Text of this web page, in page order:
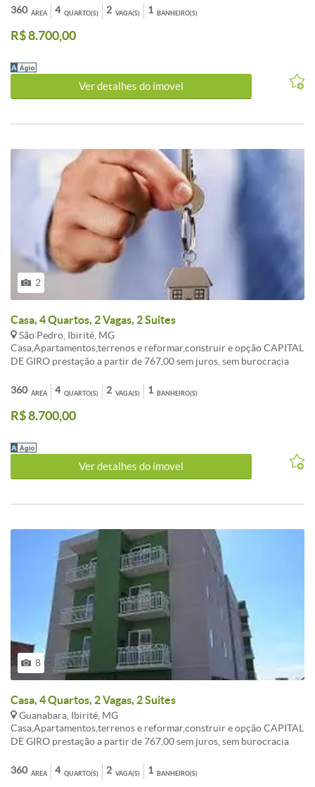
compra. ATENDIMENTO EM TODO BRASIL. , AUTORIZADO PELO
BANCO CENTRAL. fotos ilustrativo, não contemplado,
OPORTUNIDADE!!! LIGUE AGORA TR:( 31 ) 3495-5224 Celular:
n: 2055 BH-MG
ÁREA
360 QUARTO(S)
4 VAGA(S)
2 BANHEIRO(S)
1
R$ 8.700,00
Ver detalhes do ímovel
2
Casa, 4 Quartos, 2 Vagas, 2 Suites
São Pedro, Ibirité, MG
Casa,Apartamentos,terrenos e reformar,construir e opção CAPITAL
DE GIRO prestação a partir de 767,00 sem juros, sem burocracia
compra. ATENDIMENTO EM TODO BRASIL. , AUTORIZADO PELO
BANCO CENTRAL. fotos ilustrativo, não contemplado,
OPORTUNIDADE!!! LIGUE AGORA TR:( 31 ) 3495-5224 Celular:
n: 2055 BH-MG
ÁREA
360 QUARTO(S)
4 VAGA(S)
2 BANHEIRO(S)
1
R$ 8.700,00
Ver detalhes do ímovel
8
Casa, 4 Quartos, 2 Vagas, 2 Suites
Guanabara, Ibirité, MG
Casa,Apartamentos,terrenos e reformar,construir e opção CAPITAL
DE GIRO prestação a partir de 767,00 sem juros, sem burocracia
compra. ATENDIMENTO EM TODO BRASIL. , AUTORIZADO PELO
BANCO CENTRAL. fotos ilustrativo, não contemplado,
ÁREA
360 QUARTO(S)
4 VAGA(S)
2 BANHEIRO(S)
1